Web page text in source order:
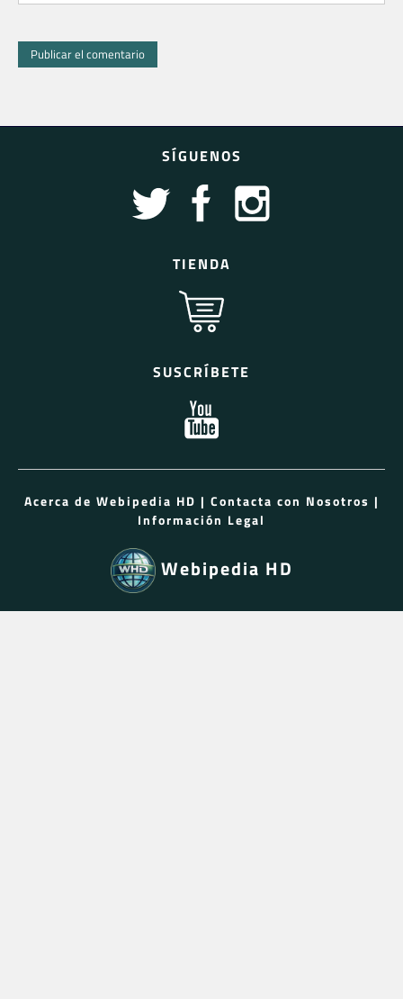
SÍGUENOS
TIENDA
SUSCRÍBETE
Acerca de Webipedia HD | Contacta con Nosotros |
Información Legal
Webipedia HD